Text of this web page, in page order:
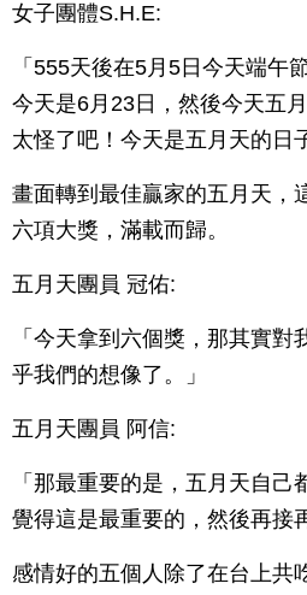
女子團體S.H.E:
「555天後在5月5日今天端午
今天是6月23日，然後今天五
太怪了吧！今天是五月天的日
畫面轉到最佳贏家的五月天，
六項大獎，滿載而歸。
五月天團員 冠佑:
「今天拿到六個獎，那其實對
乎我們的想像了。」
五月天團員 阿信:
「那最重要的是，五月天自
覺得這是最重要的，然後再接
感情好的五個人除了在台上共